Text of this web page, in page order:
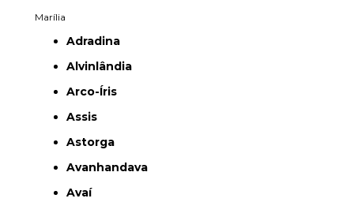
Marília
Adradina
Alvinlândia
Arco-Íris
Assis
Astorga
Avanhandava
Avaí